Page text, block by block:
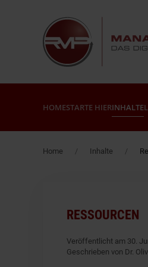
Zum Hauptinhalt springen
HOMESTARTE HIERINHALTE
Home Inhalte
RESSOURCEN
Veröffentlicht am 30.
Geschrieben von Dr.